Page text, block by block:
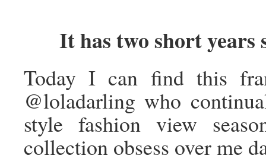
It has two short years
Today I can find this
@loladarling who
style fashion view
collection obsess over me